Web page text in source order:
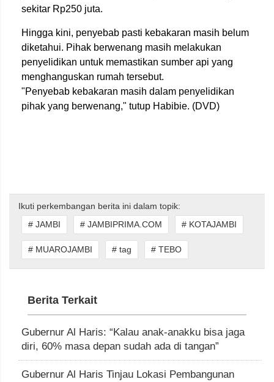
sekitar Rp250 juta.
Hingga kini, penyebab pasti kebakaran masih belum
diketahui. Pihak berwenang masih melakukan
penyelidikan untuk memastikan sumber api yang
menghanguskan rumah tersebut.
"Penyebab kebakaran masih dalam penyelidikan
pihak yang berwenang," tutup Habibie. (DVD)
Ikuti perkembangan berita ini dalam topik:
# JAMBI
# JAMBIPRIMA.COM # KOTAJAMBI
# MUAROJAMBI # tag # TEBO
Berita Terkait
Gubernur Al Haris: “Kalau anak-anakku bisa jaga
diri, 60% masa depan sudah ada di tangan”
Gubernur Al Haris Tinjau Lokasi Pembangunan